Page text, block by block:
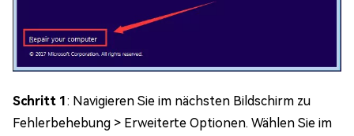
Schritt 1: Navigieren Sie im nächsten Bildschirm zu
Fehlerbehebung > Erweiterte Optionen. Wählen Sie im